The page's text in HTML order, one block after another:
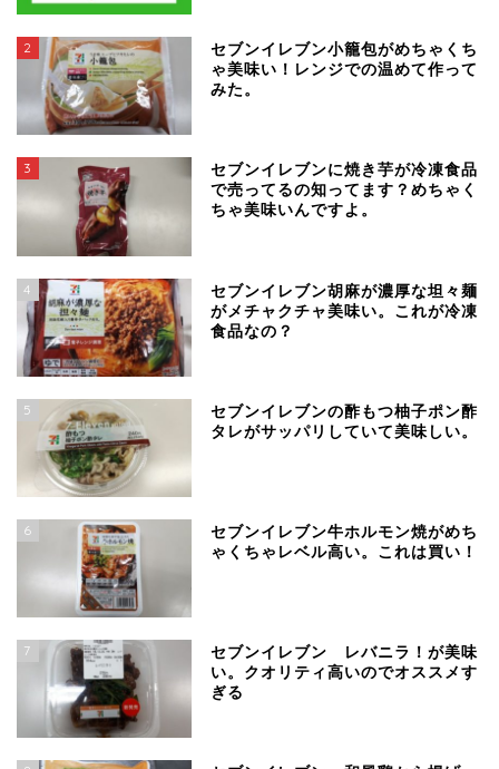
2
セブンイレブン小籠包がめちゃくち
ゃ美味い！レンジでの温めて作って
みた。
3
セブンイレブンに焼き芋が冷凍食品
で売ってるの知ってます？めちゃく
ちゃ美味いんですよ。
4
セブンイレブン胡麻が濃厚な坦々麺
がメチャクチャ美味い。これが冷凍
食品なの？
5
セブンイレブンの酢もつ柚子ポン酢
タレがサッパリしていて美味しい。
6
セブンイレブン牛ホルモン焼がめち
ゃくちゃレベル高い。これは買い！
7
セブンイレブン レバニラ！が美味
い。クオリティ高いのでオススメす
ぎる